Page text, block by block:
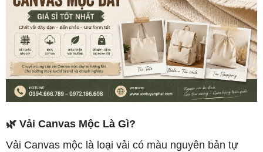
🌿 Vải Canvas Mộc Là Gì?
Vải Canvas mộc là loại vải có màu nguyên bản tự